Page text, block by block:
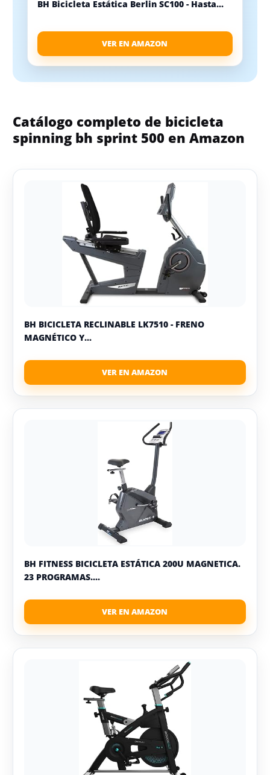
BH Bicicleta Estática Berlin SC100 - Hasta...
VER EN AMAZON
Catálogo completo de bicicleta
spinning bh sprint 500 en Amazon
BH BICICLETA RECLINABLE LK7510 - FRENO
MAGNÉTICO Y...
BH FITNESS BICICLETA ESTÁTICA 200U MAGNETICA.
23 PROGRAMAS....